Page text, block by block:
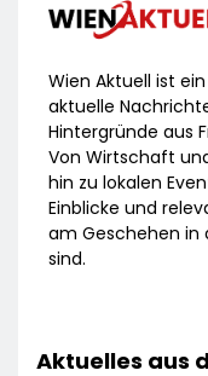
Wien Aktuell ist
aktuelle
Hintergründe aus
Von Wirtschaft
hin zu lokalen
Einblicke und
am Geschehen in
sind.
Aktuelles aus